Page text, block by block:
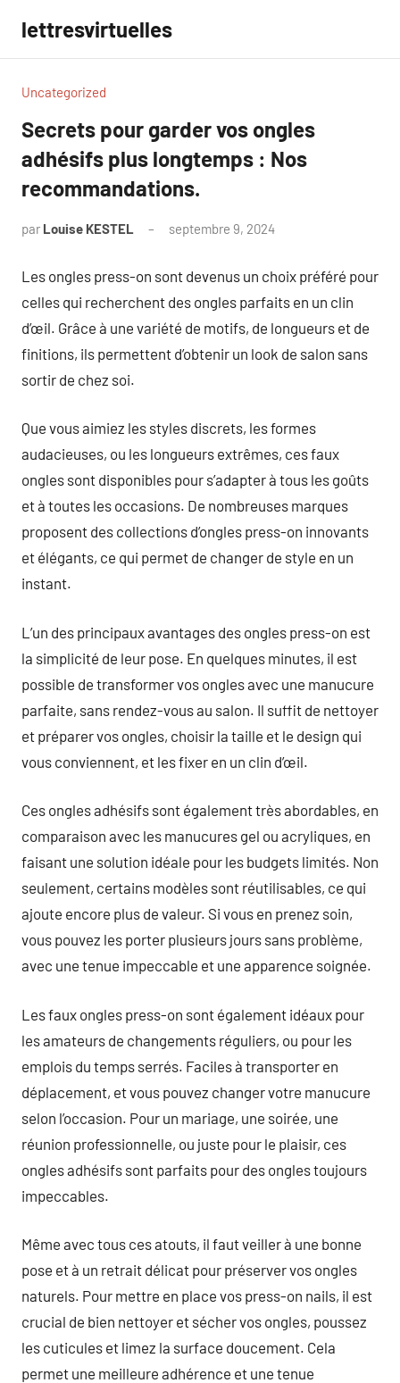
contenu
lettresvirtuelles
Uncategorized
Secrets pour garder vos ongles
adhésifs plus longtemps : Nos
recommandations.
par Louise KESTEL septembre 9, 2024
Les ongles press-on sont devenus un choix préféré pour
celles qui recherchent des ongles parfaits en un clin
d’œil. Grâce à une variété de motifs, de longueurs et de
finitions, ils permettent d’obtenir un look de salon sans
sortir de chez soi.
Que vous aimiez les styles discrets, les formes
audacieuses, ou les longueurs extrêmes, ces faux
ongles sont disponibles pour s’adapter à tous les goûts
et à toutes les occasions. De nombreuses marques
proposent des collections d’ongles press-on innovants
et élégants, ce qui permet de changer de style en un
instant.
L’un des principaux avantages des ongles press-on est
la simplicité de leur pose. En quelques minutes, il est
possible de transformer vos ongles avec une manucure
parfaite, sans rendez-vous au salon. Il suffit de nettoyer
et préparer vos ongles, choisir la taille et le design qui
vous conviennent, et les fixer en un clin d’œil.
Ces ongles adhésifs sont également très abordables, en
comparaison avec les manucures gel ou acryliques, en
faisant une solution idéale pour les budgets limités. Non
seulement, certains modèles sont réutilisables, ce qui
ajoute encore plus de valeur. Si vous en prenez soin,
vous pouvez les porter plusieurs jours sans problème,
avec une tenue impeccable et une apparence soignée.
Les faux ongles press-on sont également idéaux pour
les amateurs de changements réguliers, ou pour les
emplois du temps serrés. Faciles à transporter en
déplacement, et vous pouvez changer votre manucure
selon l’occasion. Pour un mariage, une soirée, une
réunion professionnelle, ou juste pour le plaisir, ces
ongles adhésifs sont parfaits pour des ongles toujours
impeccables.
Même avec tous ces atouts, il faut veiller à une bonne
pose et à un retrait délicat pour préserver vos ongles
naturels. Pour mettre en place vos press-on nails, il est
crucial de bien nettoyer et sécher vos ongles, poussez
les cuticules et limez la surface doucement. Cela
permet une meilleure adhérence et une tenue